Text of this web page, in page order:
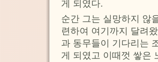
게 되였다.
순간 그는 실망하지 않
련하여 여기까지 달려
과 동무들이 기다리는
게 되였고 이때껏 쌓은